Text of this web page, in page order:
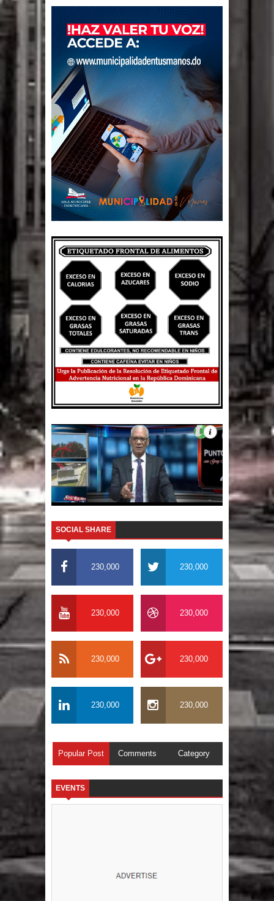
SOCIAL SHARE
230,000 230,000
230,000 230,000
230,000 230,000
230,000 230,000
Popular Post Comments Category
EVENTS